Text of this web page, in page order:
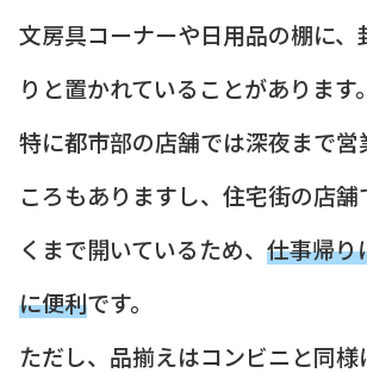
文房具コーナーや日用品の棚に、
りと置かれていることがあります。
特に都市部の店舗では深夜まで営
ころもありますし、住宅街の店
くまで開いているため、 仕事帰り
に便利です。
ただし、品揃えはコンビニと同様